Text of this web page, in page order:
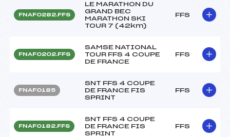
FNAF0282.FFS
LE MARATHON DU
GRAND BEC
MARATHON SKI
TOUR 7 (42km)
FFS
FNAF0202.FFS
SAMSE NATIONAL
TOUR FFS 4 COUPE
DE FRANCE
FFS
FNAF0185
SNT FFS 4 COUPE
DE FRANCE FIS
SPRINT
FFS
FNAF0182.FFS
SNT FFS 4 COUPE
DE FRANCE FIS
SPRINT
FFS